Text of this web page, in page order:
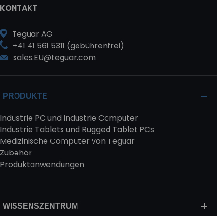
KONTAKT
Teguar AG
+41 41 561 5311 (gebührenfrei)
sales.EU@teguar.com
PRODUKTE
Industrie PC und Industrie Computer
Industrie Tablets und Rugged Tablet PCs
Medizinische Computer von Teguar
Zubehör
Produktanwendungen
WISSENSZENTRUM